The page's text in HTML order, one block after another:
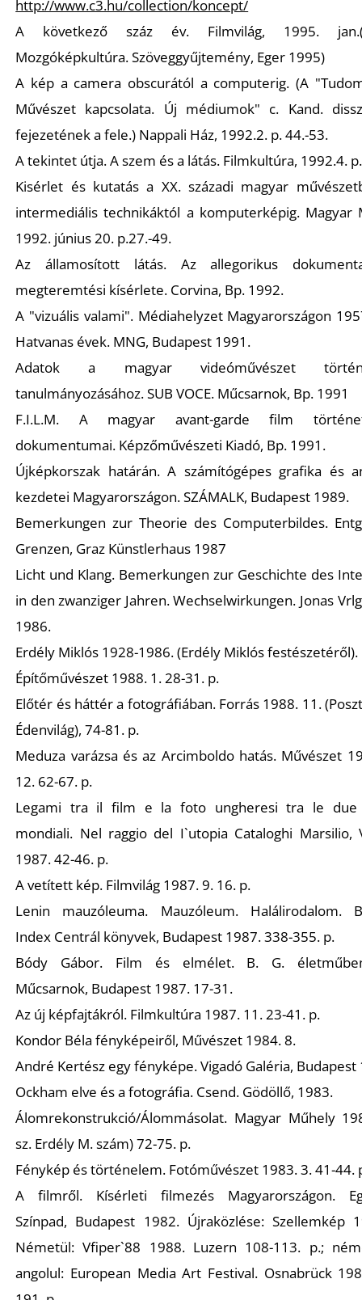
http://www.c3.hu/collection/koncept/
A következő száz év. Filmvilág, 1995.
Mozgóképkultúra. Szöveggyűjtemény, Eger 1995)
A kép a camera obscurától a computerig. (A
Művészet kapcsolata. Új médiumok" c. Kand.
fejezetének a fele.) Nappali Ház, 1992.2. p. 44.-53.
A tekintet útja. A szem és a látás. Filmkultúra, 1992.4.
Kisérlet és kutatás a XX. századi magyar
intermediális technikáktól a komputerképig. Magyar
1992. június 20. p.27.-49.
Az államosított látás. Az allegorikus
megteremtési kísérlete. Corvina, Bp. 1992.
A "vizuális valami". Médiahelyzet Magyarországon
Hatvanas évek. MNG, Budapest 1991.
Adatok a magyar videóművészet
tanulmányozásához. SUB VOCE. Műcsarnok, Bp. 1991
F.I.L.M. A magyar avant-garde film
dokumentumai. Képzőművészeti Kiadó, Bp. 1991.
Újképkorszak határán. A számítógépes grafika és
kezdetei Magyarországon. SZÁMALK, Budapest 1989.
Bemerkungen zur Theorie des Computerbildes.
Grenzen, Graz Künstlerhaus 1987
Licht und Klang. Bemerkungen zur Geschichte des
in den zwanziger Jahren. Wechselwirkungen. Jonas
1986.
Erdély Miklós 1928-1986. (Erdély Miklós festészetéről).
Építőművészet 1988. 1. 28-31. p.
Előtér és háttér a fotográfiában. Forrás 1988. 11.
Édenvilág), 74-81. p.
Meduza varázsa és az Arcimboldo hatás. Művészet
12. 62-67. p.
Legami tra il film e la foto ungheresi tra le due
mondiali. Nel raggio del I`utopia Cataloghi Marsilio,
1987. 42-46. p.
A vetített kép. Filmvilág 1987. 9. 16. p.
Lenin mauzóleuma. Mauzóleum. Halálirodalom.
Index Centrál könyvek, Budapest 1987. 338-355. p.
Bódy Gábor. Film és elmélet. B. G.
Műcsarnok, Budapest 1987. 17-31.
Az új képfajtákról. Filmkultúra 1987. 11. 23-41. p.
Kondor Béla fényképeiről, Művészet 1984. 8.
André Kertész egy fényképe. Vigadó Galéria, Budapest
Ockham elve és a fotográfia. Csend. Gödöllő, 1983.
Álomrekonstrukció/Álommásolat. Magyar Műhely
sz. Erdély M. szám) 72-75. p.
Fénykép és történelem. Fotóművészet 1983. 3. 41-44.
A filmről. Kísérleti filmezés Magyarországon.
Színpad, Budapest 1982. Újraközlése: Szellemkép
Németül: Vfiper`88 1988. Luzern 108-113. p.;
angolul: European Media Art Festival. Osnabrück